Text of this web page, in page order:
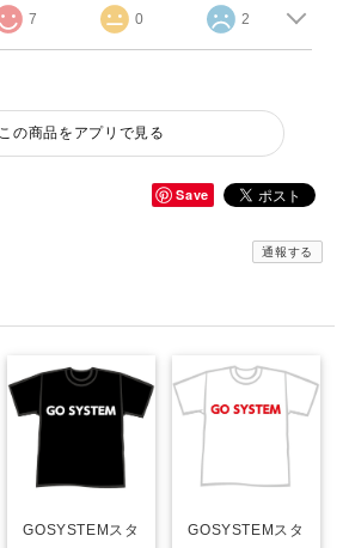
7 0 2
この商品をアプリで見る
Save
通報する
GOSYSTEMスタ
GOSYSTEMスタ